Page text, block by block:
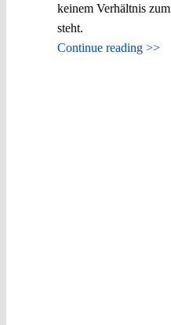
keinem Verhältnis
steht.
Continue reading >>